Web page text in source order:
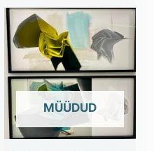
OUT OF STOCK